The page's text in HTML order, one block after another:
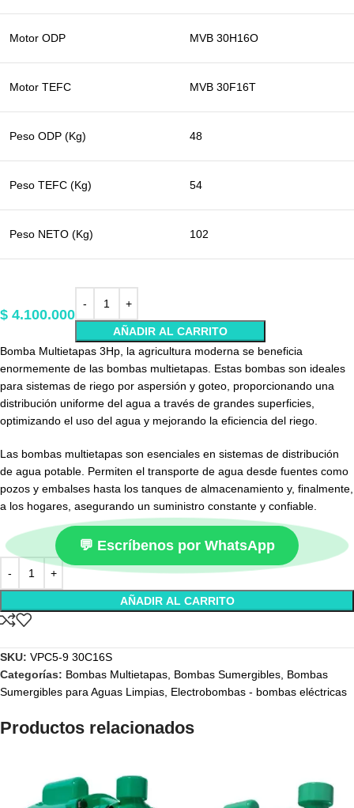
Motor ODP MVB 30H16O
Motor TEFC MVB 30F16T
Peso ODP (Kg) 48
Peso TEFC (Kg) 54
Peso NETO (Kg) 102
$ 4.100.000
AÑADIR AL CARRITO
Bomba Multietapas 3Hp, la agricultura moderna se beneficia
enormemente de las bombas multietapas. Estas bombas son ideales
para sistemas de riego por aspersión y goteo, proporcionando una
distribución uniforme del agua a través de grandes superficies,
optimizando el uso del agua y mejorando la eficiencia del riego.
Las bombas multietapas son esenciales en sistemas de distribución
de agua potable. Permiten el transporte de agua desde fuentes como
pozos y embalses hasta los tanques de almacenamiento y, finalmente,
a los hogares, asegurando un suministro constante y confiable.
💬 Escríbenos por WhatsApp
AÑADIR AL CARRITO
SKU: VPC5-9 30C16S
Categorías: Bombas Multietapas Bombas Sumergibles Bombas
Sumergibles para Aguas Limpias Electrobombas - bombas eléctricas
Productos relacionados